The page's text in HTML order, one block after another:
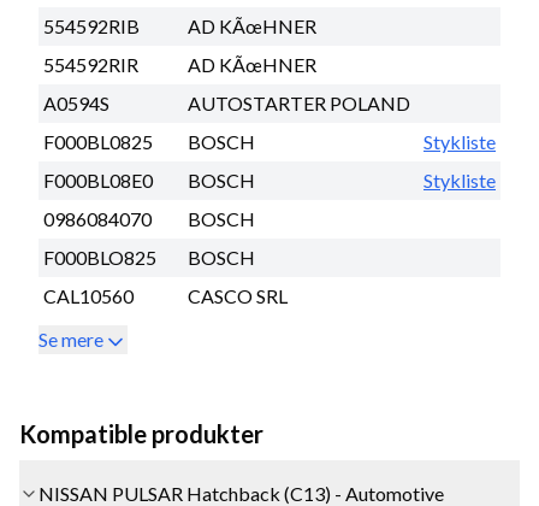
554592RIB
AD KÃœHNER
554592RIR
AD KÃœHNER
A0594S
AUTOSTARTER POLAND
F000BL0825
BOSCH
Stykliste
F000BL08E0
BOSCH
Stykliste
0986084070
BOSCH
F000BLO825
BOSCH
CAL10560
CASCO SRL
Se mere
Kompatible produkter
NISSAN PULSAR Hatchback (C13) - Automotive